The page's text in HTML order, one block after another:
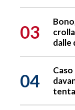
03
dalle
04
Caso